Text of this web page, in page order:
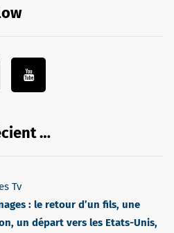
…
Tv
: le retour d’un fils, une
un départ vers les Etats-Unis,